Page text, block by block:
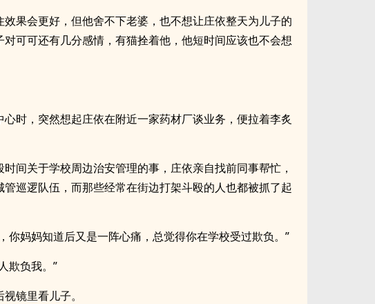
果会更好，但他舍不下老婆，也不想让庄依整天为儿子的
可可还有几分感情，有猫拴着他，他短时间应该也不会想
时，突然想起庄依在附近一家药材厂谈业务，便拉着李炙
间关于学校周边治安管理的事，庄依亲自找前同事帮忙，
巡逻队伍，而那些经常在街边打架斗殴的人也都被抓了起
你妈妈知道后又是一阵心痛，总觉得你在学校受过欺负。”
欺负我。”
镜里看儿子。